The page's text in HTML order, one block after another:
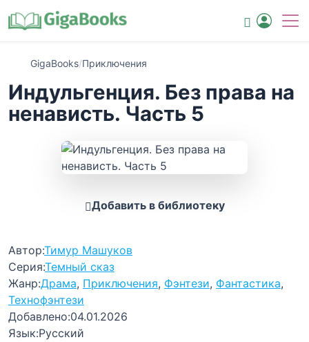
GigaBooks/Приключения
Индульгенция. Без права на
ненависть. Часть 5
Добавить в библиотеку
Автор:Тимур Машуков
Серия:Темный сказ
Жанр:Драма, Приключения, Фэнтези, Фантастика,
Технофэнтези
Добавлено:04.01.2026
Язык:Русский